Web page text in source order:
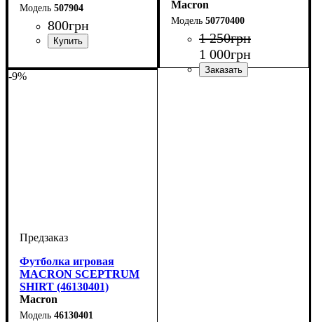
507904
800грн
Мужской
Macron
50770400
1 250грн
1 000грн
-9%
Футболка игровая
MACRON SCEPTRUM
SHIRT (46130401)
Macron
46130401